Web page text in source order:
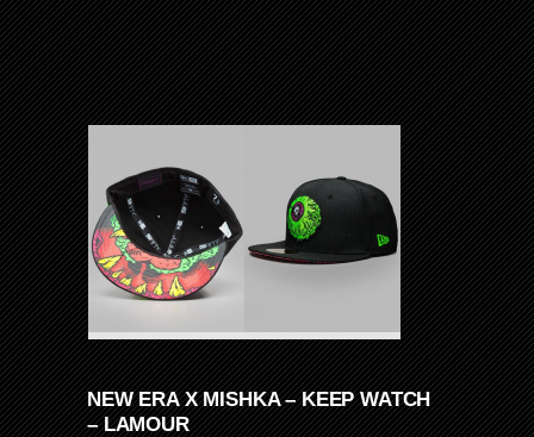
NEW ERA X MISHKA – KEEP WATCH
– LAMOUR